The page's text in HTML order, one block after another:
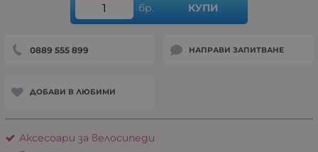
бр. КУПИ
0889 555 899 НАПРАВИ ЗАПИТВАНЕ
ДОБАВИ В ЛЮБИМИ
Аксесоари за велосипеди